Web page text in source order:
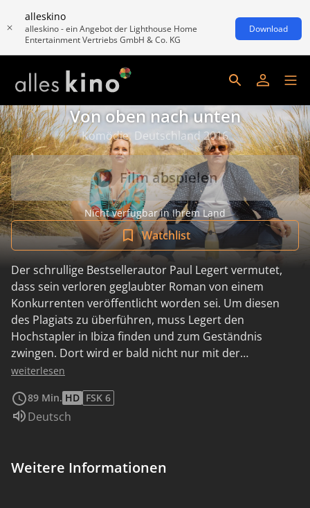
alleskino
alleskino - ein Angebot der Lighthouse Home
Entertainment Vertriebs GmbH & Co. KG
Download
Von oben nach unten
Komödie, Deutschland 2016
Film abspielen
Nicht verfügbar in Ihrem Land
Watchlist
Der schrullige Bestsellerautor Paul Legert vermutet,
dass sein verloren geglaubter Roman von einem
Konkurrenten veröffentlicht worden sei. Um diesen
des Plagiats zu überführen, muss Legert den
Hochstapler in Ibiza finden und zum Geständnis
zwingen. Dort wird er bald nicht nur mit der
Verlagsassistentin Hanna Weiler, sondern auch mit
stellen.
weiterlesen
89 Min. HD FSK 6
Sprache:
Deutsch
Weitere Informationen